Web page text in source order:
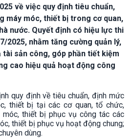
về việc quy định tiêu chuẩn,
máy móc, thiết bị trong cơ quan,
nước. Quyết định có hiệu lực thi
2025, nhằm tăng cường quản lý,
tài sản công, góp phần tiết kiệm
cao hiệu quả hoạt động công
quy định về tiêu chuẩn, định mức
thiết bị tại các cơ quan, tổ chức,
thiết bị phục vụ công tác các
thiết bị phục vụ hoạt động chung;
dùng.